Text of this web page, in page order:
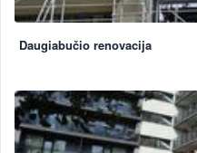
Daugiabučio renovacija